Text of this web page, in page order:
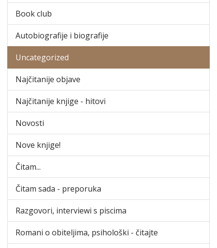
Book club
Autobiografije i biografije
Uncategorized
Najčitanije objave
Najčitanije knjige - hitovi
Novosti
Nove knjige!
Čitam...
Čitam sada - preporuka
Razgovori, interviewi s piscima
Romani o obiteljima, psihološki - čitajte